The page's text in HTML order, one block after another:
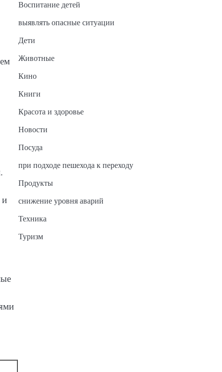
и
Воспитание детей
выявлять опасные ситуации
Дети
Животные
Кино
Книги
Красота и здоровье
Новости
Посуда
при подходе пешехода к переходу
Продукты
снижение уровня аварий
Техника
Туризм